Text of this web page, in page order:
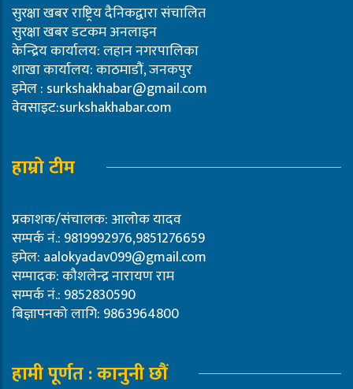
सुरक्षा खबर राष्ट्रिय दैनिकद्वारा संचालित
सुरक्षा खबर डटकम अनलाइन
केन्द्रिय कार्यालय: लहान नगरपालिका
शाखा कार्यालय: काठमाडौं, जनकपुर
इमेल : surkshakhabar@gmail.com
वेवसाइट:surkshakhabar.com
हाम्रो टीम
प्रकाशक/संचालक: आलोक यादव
सम्पर्क नं.: 9819992976,9851276659
इमेल: aalokyadav099@gmail.com
सम्पादक: कौशलेन्द्र नारायण राम
सम्पर्क नं.: 9852830590
बिज्ञापनको लागि: 9863964800
हामी पूर्णत : कानुनी छौं